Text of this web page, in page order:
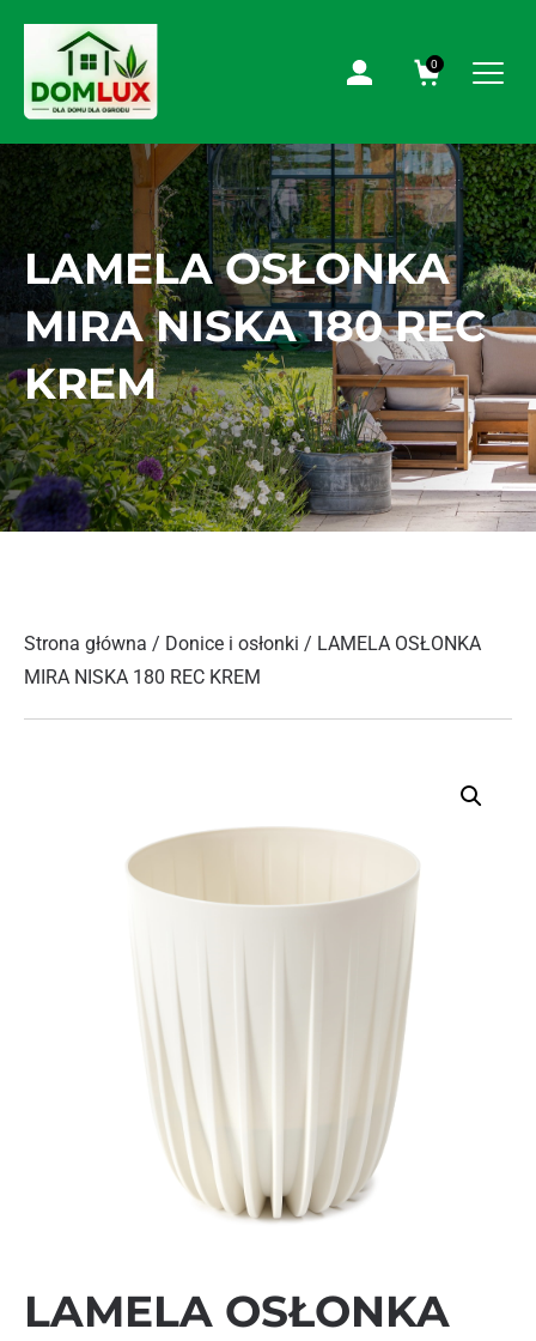
0
LAMELA OSŁONKA
MIRA NISKA 180 REC
KREM
Strona główna / Donice i osłonki / LAMELA OSŁONKA
MIRA NISKA 180 REC KREM
LAMELA OSŁONKA